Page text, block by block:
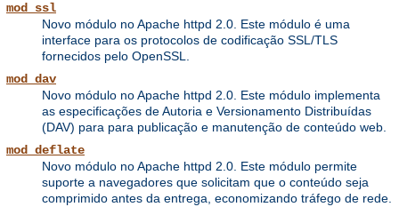
mod_ssl
Novo módulo no Apache httpd 2.0. Este módulo é uma
interface para os protocolos de codificação SSL/TLS
fornecidos pelo OpenSSL.
mod_dav
Novo módulo no Apache httpd 2.0. Este módulo implementa
as especificações de Autoria e Versionamento Distribuídas
(DAV) para para publicação e manutenção de conteúdo web.
mod_deflate
Novo módulo no Apache httpd 2.0. Este módulo permite
suporte a navegadores que solicitam que o conteúdo seja
comprimido antes da entrega, economizando tráfego de rede.